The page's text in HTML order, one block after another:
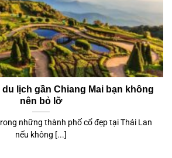
lịch gần Chiang Mai bạn không
nên bỏ lỡ
những thành phố cổ đẹp tại Thái Lan
nếu không [...]